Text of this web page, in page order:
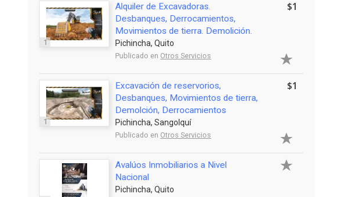
1
Alquiler de Excavadoras.
Desbanques, Derrocamientos,
Movimientos de tierra. Demolición.
Pichincha, Quito
Publicado en Otros Servicios
$1
1
Excavación de reservorios,
Desbanques, Movimientos de tierra,
Demolción, Derrocamientos
Pichincha, Sangolquí
Publicado en Otros Servicios
$1
Avalúos Inmobiliarios a Nivel
Nacional
Pichincha, Quito